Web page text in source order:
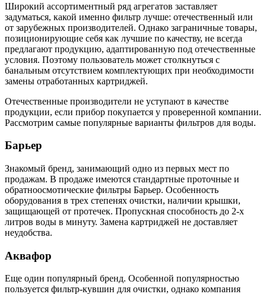
Широкий ассортиментный ряд агрегатов заставляет
задуматься, какой именно фильтр лучше: отечественный или
от зарубежных производителей. Однако заграничные товары,
позиционирующие себя как лучшие по качеству, не всегда
предлагают продукцию, адаптированную под отечественные
условия. Поэтому пользователь может столкнуться с
банальным отсутствием комплектующих при необходимости
замены отработанных картриджей.
Отечественные производители не уступают в качестве
продукции, если прибор покупается у проверенной компании.
Рассмотрим самые популярные варианты фильтров для воды.
Барьер
Знакомый бренд, занимающий одно из первых мест по
продажам. В продаже имеются стандартные проточные и
обратноосмотические фильтры Барьер. Особенность
оборудования в трех степенях очистки, наличии крышки,
защищающей от протечек. Пропускная способность до 2-х
литров воды в минуту. Замена картриджей не доставляет
неудобства.
Аквафор
Еще один популярный бренд. Особенной популярностью
пользуется фильтр-кувшин для очистки, однако компания